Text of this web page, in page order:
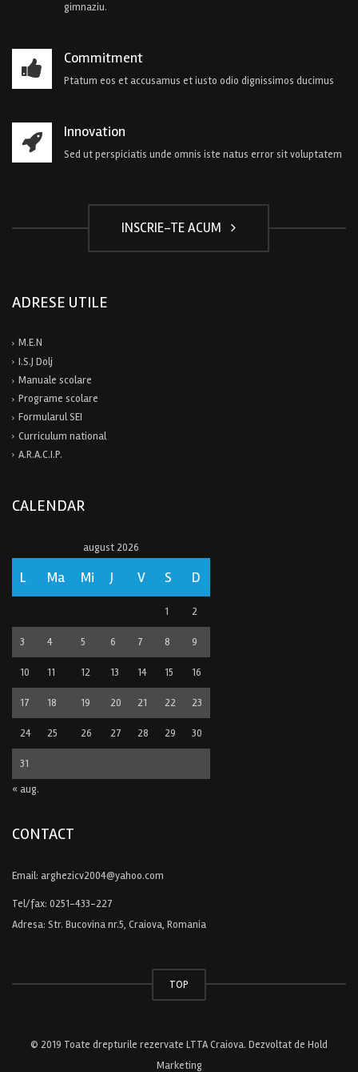
gimnaziu.
Commitment
Ptatum eos et accusamus et iusto odio dignissimos ducimus
Innovation
Sed ut perspiciatis unde omnis iste natus error sit voluptatem
INSCRIE-TE ACUM
ADRESE UTILE
M.E.N
I.S.J Dolj
Manuale scolare
Programe scolare
Formularul SEI
Curriculum national
A.R.A.C.I.P.
CALENDAR
august 2026
L Ma Mi J V S D
1 2
3 4 5 6 7 8 9
10 11 12 13 14 15 16
17 18 19 20 21 22 23
24 25 26 27 28 29 30
31
« aug.
CONTACT
Email: arghezicv2004@yahoo.com
Tel/fax: 0251-433-227
Adresa: Str. Bucovina nr.5, Craiova, Romania
TOP
© 2019 Toate drepturile rezervate LTTA Craiova. Dezvoltat de Hold
Marketing